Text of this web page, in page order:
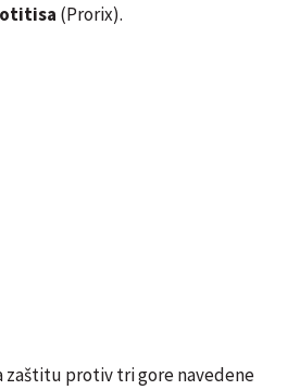
(Prorix).
zaštitu protiv tri gore navedene